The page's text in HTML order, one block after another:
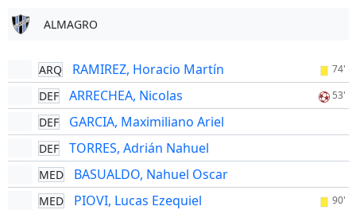
ALMAGRO
ARQ RAMIREZ, Horacio Martín 74'
DEF ARRECHEA, Nicolas 53'
DEF GARCIA, Maximiliano Ariel
DEF TORRES, Adrián Nahuel
MED BASUALDO, Nahuel Oscar
MED PIOVI, Lucas Ezequiel 90'